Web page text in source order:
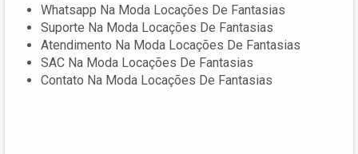
Whatsapp Na Moda Locações De Fantasias
Suporte Na Moda Locações De Fantasias
Atendimento Na Moda Locações De Fantasias
SAC Na Moda Locações De Fantasias
Contato Na Moda Locações De Fantasias